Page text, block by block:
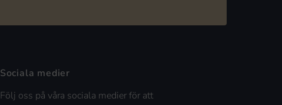
Sociala medier
Följ oss på våra sociala medier för att